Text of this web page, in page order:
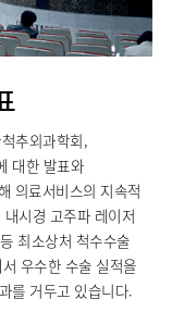
추외과학회,
대한 발표와
의료서비스의 지속적
시경 고주파 레이저
최소상처 척수수술
우수한 수술 실적을
를 거두고 있습니다.